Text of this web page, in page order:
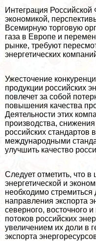
Интеграция
экономикой,
Всемирную торговую
газа в Европе и
рынке, требуют
энергетических
Ужесточение
продукции российских
повлечет за собой
повышения качества
Деятельности этих
производства,
российских стандартов
международными
улучшить качество
Следует отметить, что
энергетической и
необходимо
направления экспорта
северного, восточного
потоков российских
увеличением их доли в
экспорта